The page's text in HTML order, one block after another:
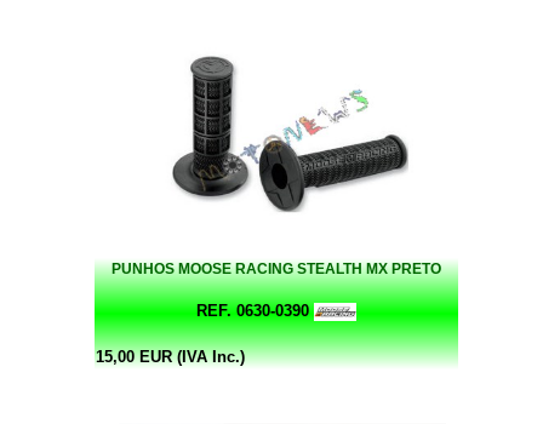
PUNHOS MOOSE RACING STEALTH MX PRETO
REF. 0630-0390
15,00 EUR (IVA Inc.)